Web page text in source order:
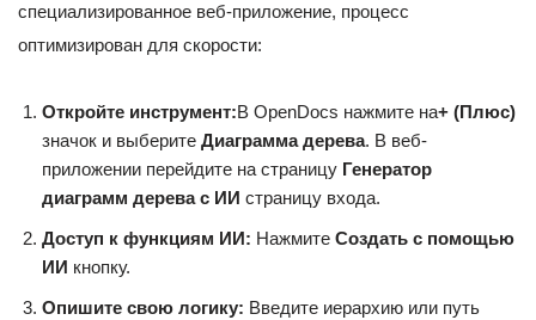
специализированное веб-приложение, процесс
оптимизирован для скорости:
Откройте инструмент:В OpenDocs нажмите на+ (Плюс)
значок и выберите Диаграмма дерева. В веб-
приложении перейдите на страницу Генератор
диаграмм дерева с ИИ страницу входа.
Доступ к функциям ИИ: Нажмите Создать с помощью
ИИ кнопку.
Опишите свою логику: Введите иерархию или путь